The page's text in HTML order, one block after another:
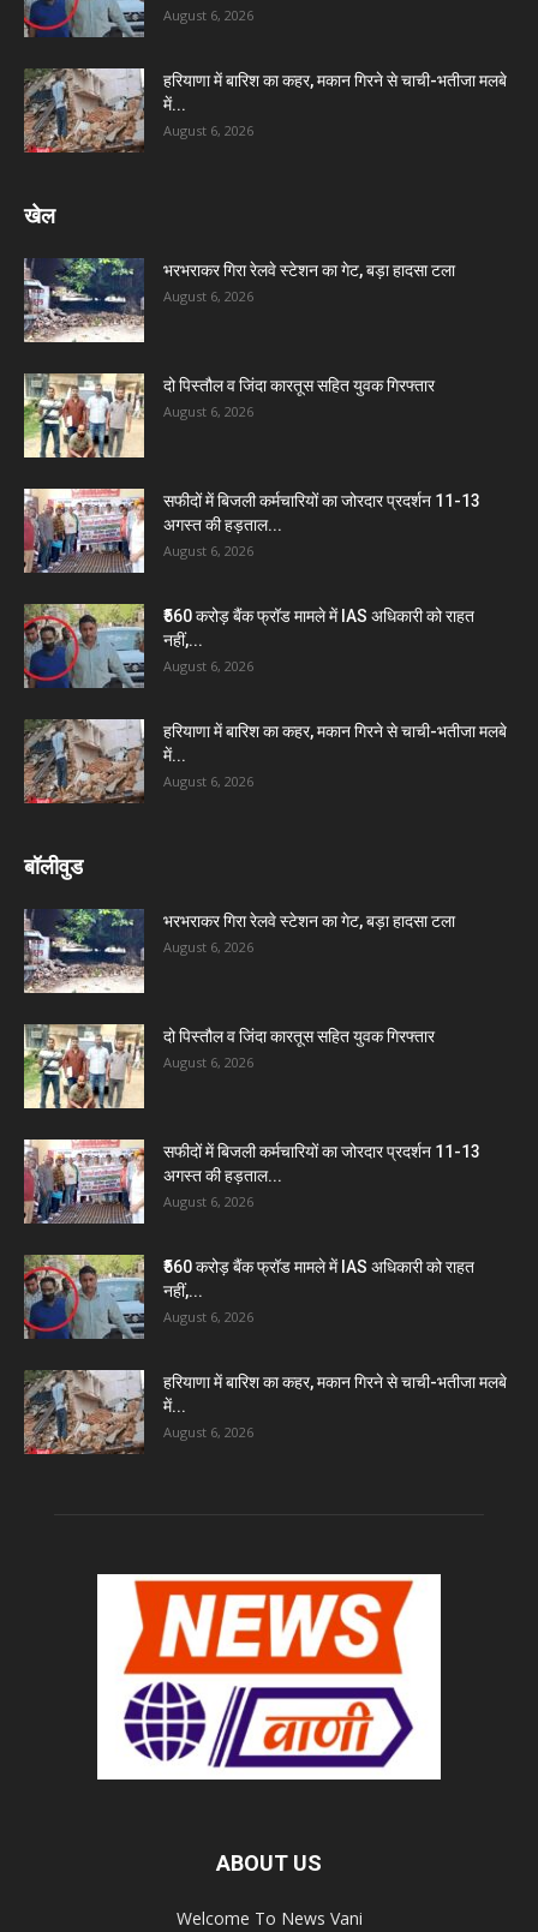
August 6, 2026
हरियाणा में बारिश का कहर, मकान गिरने से चाची-भतीजा मलबे
में...
August 6, 2026
खेल
भरभराकर गिरा रेलवे स्टेशन का गेट, बड़ा हादसा टला
August 6, 2026
दो पिस्तौल व जिंदा कारतूस सहित युवक गिरफ्तार
August 6, 2026
सफीदों में बिजली कर्मचारियों का जोरदार प्रदर्शन 11-13
अगस्त की हड़ताल...
August 6, 2026
₹560 करोड़ बैंक फ्रॉड मामले में IAS अधिकारी को राहत
नहीं,...
August 6, 2026
हरियाणा में बारिश का कहर, मकान गिरने से चाची-भतीजा मलबे
में...
August 6, 2026
बॉलीवुड
भरभराकर गिरा रेलवे स्टेशन का गेट, बड़ा हादसा टला
August 6, 2026
दो पिस्तौल व जिंदा कारतूस सहित युवक गिरफ्तार
August 6, 2026
सफीदों में बिजली कर्मचारियों का जोरदार प्रदर्शन 11-13
अगस्त की हड़ताल...
August 6, 2026
₹560 करोड़ बैंक फ्रॉड मामले में IAS अधिकारी को राहत
नहीं,...
August 6, 2026
हरियाणा में बारिश का कहर, मकान गिरने से चाची-भतीजा मलबे
में...
August 6, 2026
ABOUT US
Welcome To News Vani